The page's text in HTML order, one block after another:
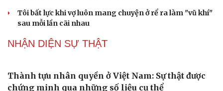
hành chính - chính trị tỉnh
Bổ nhiệm 2 Thứ trưởng Bộ Ngoại giao
Cao Bằng